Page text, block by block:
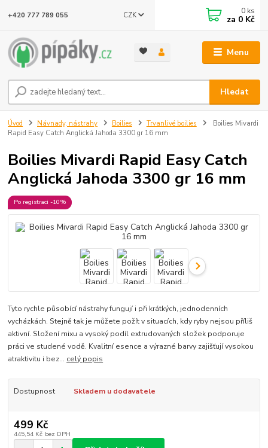
Menu
CZK
Hledat
+420 777 789 055 0 ks
za 0 Kč
Úvod Návnady, nástrahy Boilies Trvanlivé boilies
Boilies Mivardi
Rapid Easy Catch Anglická Jahoda 3300 gr 16 mm
Boilies Mivardi Rapid Easy Catch
Anglická Jahoda 3300 gr 16 mm
Po registraci -10%
Tyto rychle působící nástrahy fungují i při krátkých, jednodenních
vycházkách. Stejně tak je můžete požít v situacích, kdy ryby nejsou příliš
aktivní. Složení mixu a vysoký podíl extrudovaných složek podporuje
práci ve studené vodě. Kvalitní esence a výrazné barvy zajišťují vysokou
atraktivitu i bez... celý popis
Dostupnost Skladem u dodavatele
499 Kč
445,54 Kč bez DPH